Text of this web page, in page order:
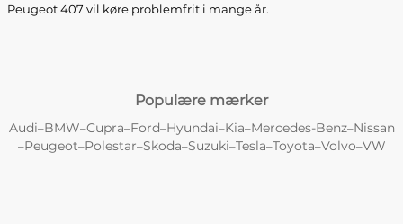
Peugeot 407 vil køre problemfrit i mange år.
Populære mærker
Audi–BMW–Cupra–Ford–Hyundai–Kia–Mercedes-Benz–Nissan
–Peugeot–Polestar–Skoda–Suzuki–Tesla–Toyota–Volvo–VW